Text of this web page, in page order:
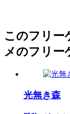
このフリー
メのフリー
光無き森